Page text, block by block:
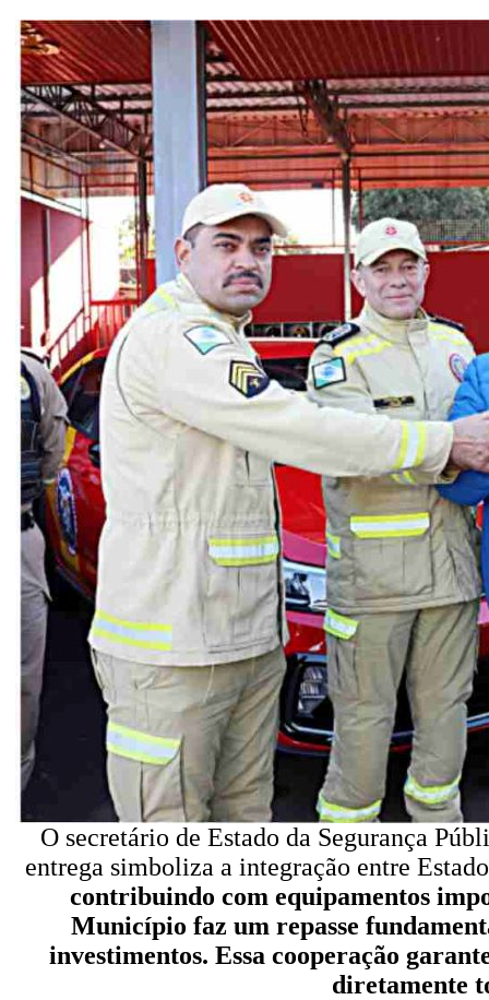
O secretário de Estado da Segurança
entrega simboliza a integração entre
contribuindo com equipamentos
Município faz um repasse
investimentos. Essa cooperação
diretamente